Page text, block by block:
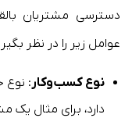
دسترسی مشتریان
عوامل زیر را در نظر
نوع کسب‌وکار : نوع
دارد، برای مثال